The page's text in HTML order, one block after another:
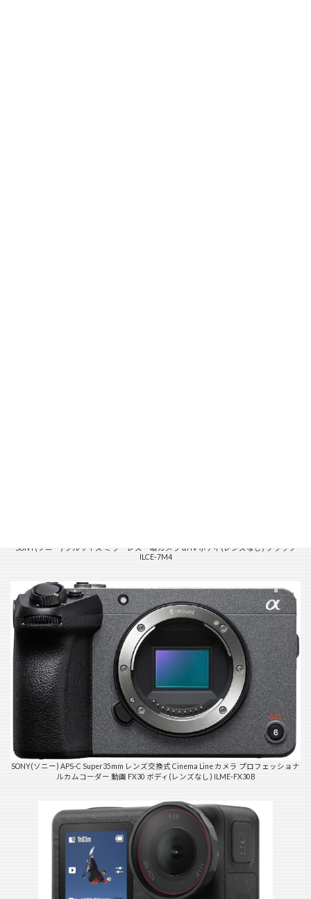
SONY(ソニー) フルサイズ ミラーレス一眼カメラ α7IV ボディ(レンズなし) ブラック
ILCE-7M4
SONY(ソニー) APS-C Super35mm レンズ交換式 Cinema Line カメラ プロフェッショナ
ルカムコーダー 動画 FX30 ボディ(レンズなし) ILME-FX30B